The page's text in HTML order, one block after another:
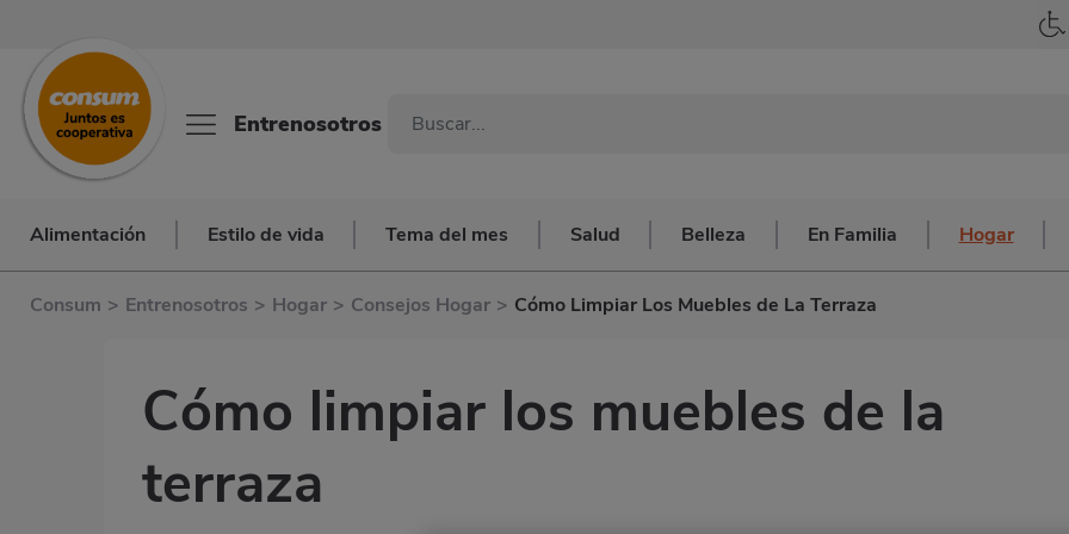
Entrenosotros
Alimentación Estilo de vida Tema del mes Salud Belleza En Familia Hogar
Consum > Entrenosotros > Hogar > Consejos Hogar > Cómo Limpiar Los Muebles de La Terraza
Cómo limpiar los muebles de la
terraza